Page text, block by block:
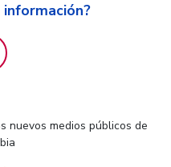
nuevos medios públicos de